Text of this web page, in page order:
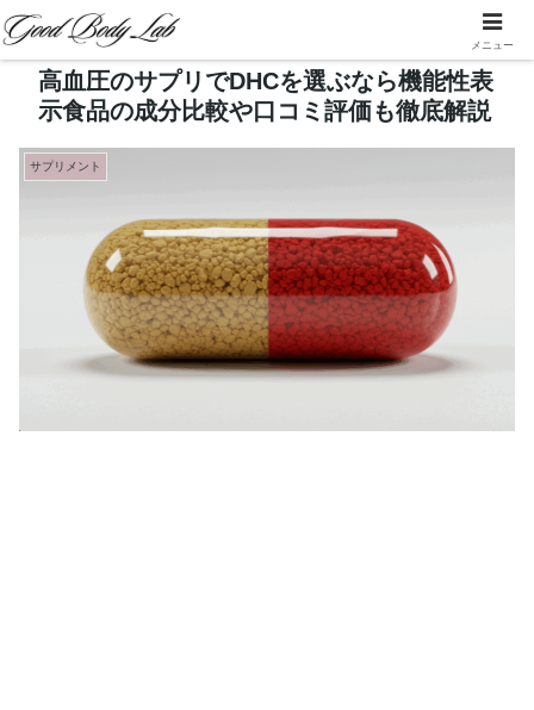
高血圧のサプリでDHCを選ぶなら機能性表
示食品の成分比較や口コミ評価も徹底解説
サプリメント
メニュー